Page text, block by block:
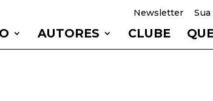
Newsletter
AUTORES CLUBE